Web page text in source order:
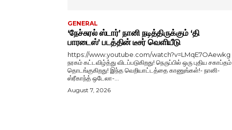
GENERAL
‘நேச்சுரல் ஸ்டார்’ நானி நடித்திருக்கும் ‘தி
பாரடைஸ்’ படத்தின் டீசர் வெளியீடு
https://www.youtube.com/watch?v=LMqE7OAewkg
நரகம் கட்டவிழ்த்து விடப்படுகிறது! நெருப்பில் ஒரு புதிய சகாப்தம்
தொடங்குகிறது! இந்த வெறியாட்டத்தை காணுங்கள்!- நானி-
ஸ்ரீகாந்த் ஒடேலா-...
August 7, 2026